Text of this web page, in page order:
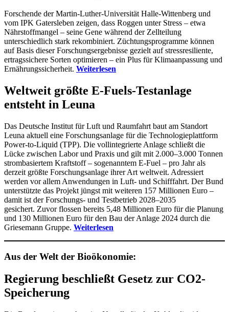
Forschende der Martin-Luther-Universität Halle-Wittenberg und
vom IPK Gatersleben zeigen, dass Roggen unter Stress – etwa
Nährstoffmangel – seine Gene während der Zellteilung
unterschiedlich stark rekombiniert. Züchtungsprogramme können
auf Basis dieser Forschungsergebnisse gezielt auf stressresiliente,
ertragssichere Sorten optimieren – ein Plus für Klimaanpassung und
Ernährungssicherheit. Weiterlesen
Weltweit größte E-Fuels-Testanlage
entsteht in Leuna
Das Deutsche Institut für Luft und Raumfahrt baut am Standort
Leuna aktuell eine Forschungsanlage für die Technologieplattform
Power-to-Liquid (TPP). Die vollintegrierte Anlage schließt die
Lücke zwischen Labor und Praxis und gilt mit 2.000–3.000 Tonnen
strombasiertem Kraftstoff – sogenanntem E-Fuel – pro Jahr als
derzeit größte Forschungsanlage ihrer Art weltweit. Adressiert
werden vor allem Anwendungen in Luft- und Schifffahrt. Der Bund
unterstützte das Projekt jüngst mit weiteren 157 Millionen Euro –
damit ist der Forschungs- und Testbetrieb 2028–2035
gesichert. Zuvor flossen bereits 5,48 Millionen Euro für die Planung
und 130 Millionen Euro für den Bau der Anlage 2024 durch die
Griesemann Gruppe. Weiterlesen
Aus der Welt der Bioökonomie:
Regierung beschließt Gesetz zur CO2-
Speicherung